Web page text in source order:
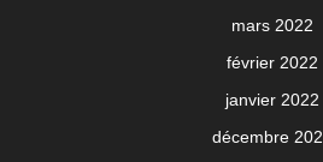
mars 2022
février 2022
janvier 2022
décembre